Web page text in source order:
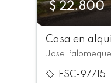
$ 22.800
ESC-97715